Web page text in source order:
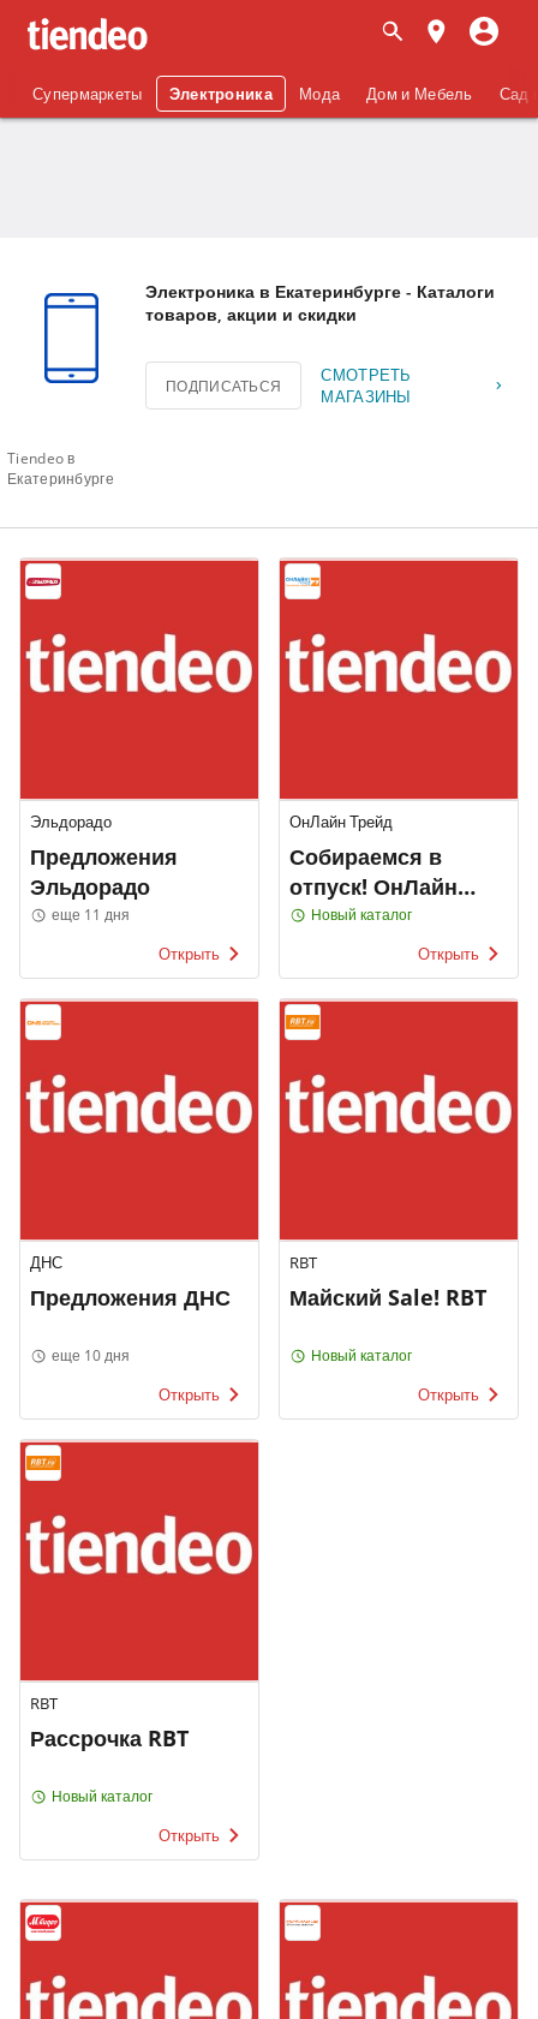
Супермаркеты Электроника Мода Дом и Мебель Сад
Tiendeo в
Екатеринбурге
Электроника в Екатеринбурге - Каталоги
товаров, акции и скидки
ПОДПИСАТЬСЯ
СМОТРЕТЬ
МАГАЗИНЫ
Эльдорадо
Предложения
Эльдорадо
еще 11 дня
Открыть
ОнЛайн Трейд
Собираемся в
отпуск! ОнЛайн
Трейд
Новый каталог
Открыть
ДНС
Предложения ДНС
еще 10 дня
Открыть
RBT
Майский Sale! RBT
Новый каталог
Открыть
RBT
Рассрочка RBT
Новый каталог
Открыть